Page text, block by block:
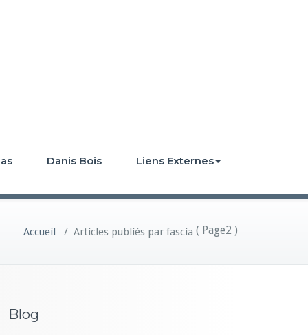
Danis Bois Liens Externes
Accueil / Articles publiés par fascia ( Page2 )
Blog